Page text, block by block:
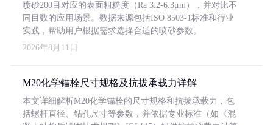
喷砂200目对应的表面粗糙度（Ra 3.2-6.3μm），并对比不
同目数的应用场景。数据来源包括ISO 8503-1标准和行业
实践，帮助用户根据需求选择合适的喷砂参数。
2026年8月11日
M20化学锚栓尺寸规格及抗拔承载力详解
本文详细解析M20化学锚栓的尺寸规格和抗拔承载力，包
括螺杆直径、钻孔尺寸等参数，并依据专业标准（如《混